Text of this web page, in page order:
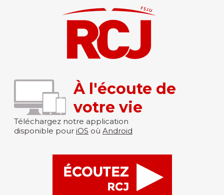
À l'écoute de
votre vie
Téléchargez notre application
disponible pour iOS où Android